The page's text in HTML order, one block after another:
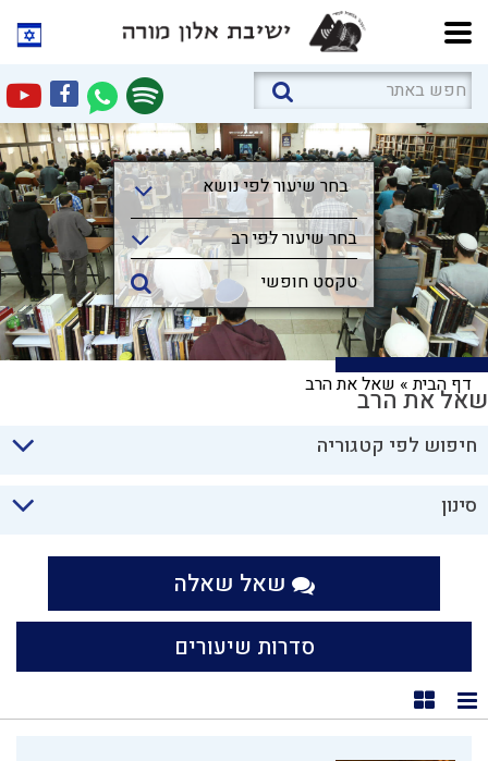
בחר שיעור לפי נושא
בחר שיעור לפי נושא
בחר שיעור לפי רב
דף הבית» שאל את הרבשאל את הרב
חיפוש לפי קטגוריה
סינון
שאל שאלה
סדרות שיעורים
תצוגת רשימה
תצוגת קוביות